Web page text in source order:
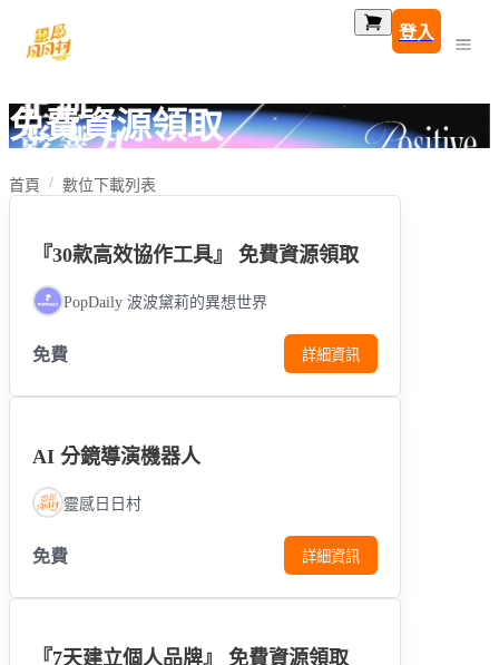
登入
免費資源領取
首頁 數位下載列表
『30款高效協作工具』 免費資源領取
PopDaily 波波黛莉的異想世界
免費 詳細資訊
AI 分鏡導演機器人
靈感日日村
免費 詳細資訊
『7天建立個人品牌』 免費資源領取